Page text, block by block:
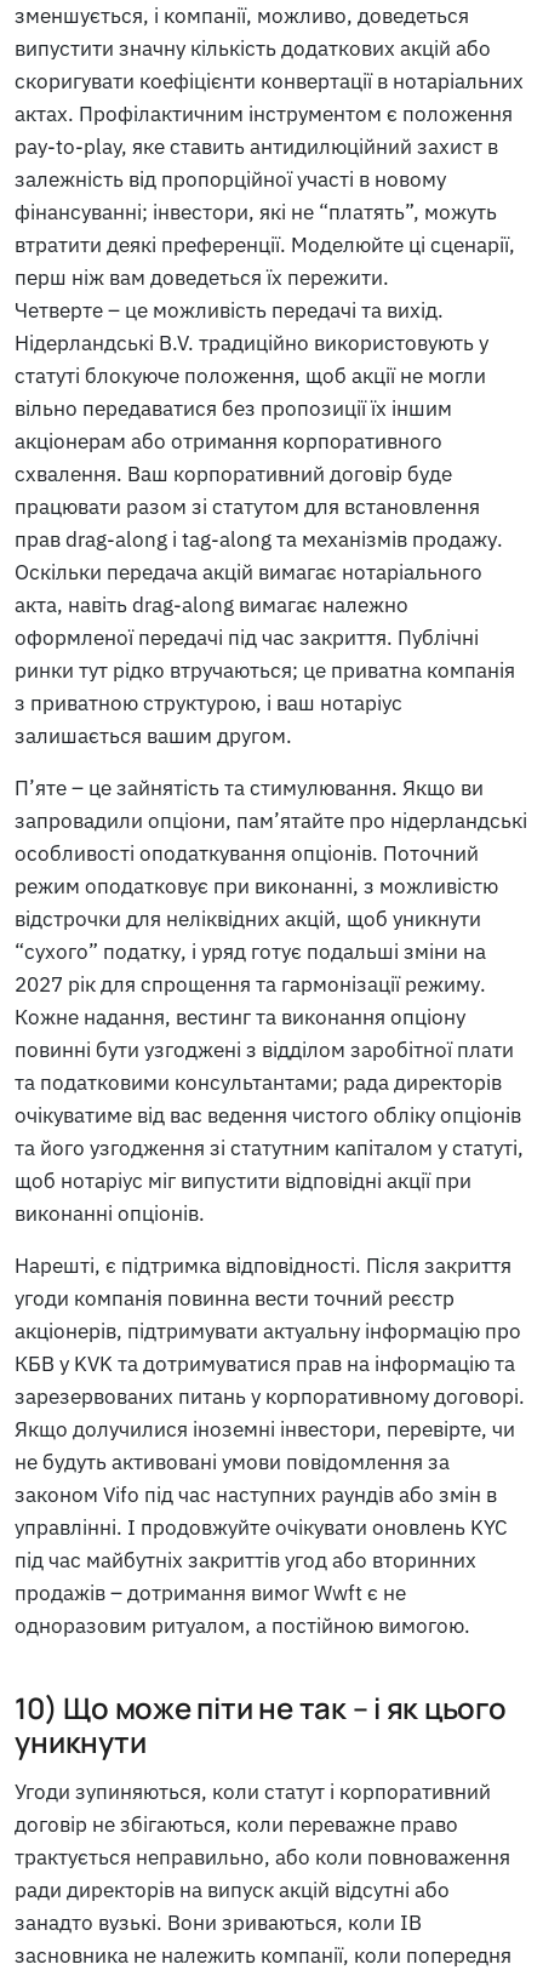
зменшується, і компанії, можливо, доведеться
випустити значну кількість додаткових акцій або
скоригувати коефіцієнти конвертації в нотаріальних
актах. Профілактичним інструментом є положення
pay-to-play, яке ставить антидилюційний захист в
залежність від пропорційної участі в новому
фінансуванні; інвестори, які не “платять”, можуть
втратити деякі преференції. Моделюйте ці сценарії,
перш ніж вам доведеться їх пережити.
Четверте – це можливість передачі та вихід.
Нідерландські B.V. традиційно використовують у
статуті блокуюче положення, щоб акції не могли
вільно передаватися без пропозиції їх іншим
акціонерам або отримання корпоративного
схвалення. Ваш корпоративний договір буде
працювати разом зі статутом для встановлення
прав drag-along і tag-along та механізмів продажу.
Оскільки передача акцій вимагає нотаріального
акта, навіть drag-along вимагає належно
оформленої передачі під час закриття. Публічні
ринки тут рідко втручаються; це приватна компанія
з приватною структурою, і ваш нотаріус
залишається вашим другом.
П’яте – це зайнятість та стимулювання. Якщо ви
запровадили опціони, пам’ятайте про нідерландські
особливості оподаткування опціонів. Поточний
режим оподатковує при виконанні, з можливістю
відстрочки для неліквідних акцій, щоб уникнути
“сухого” податку, і уряд готує подальші зміни на
2027 рік для спрощення та гармонізації режиму.
Кожне надання, вестинг та виконання опціону
повинні бути узгоджені з відділом заробітної плати
та податковими консультантами; рада директорів
очікуватиме від вас ведення чистого обліку опціонів
та його узгодження зі статутним капіталом у статуті,
щоб нотаріус міг випустити відповідні акції при
виконанні опціонів.
Нарешті, є підтримка відповідності. Після закриття
угоди компанія повинна вести точний реєстр
акціонерів, підтримувати актуальну інформацію про
КБВ у KVK та дотримуватися прав на інформацію та
зарезервованих питань у корпоративному договорі.
Якщо долучилися іноземні інвестори, перевірте, чи
не будуть активовані умови повідомлення за
законом Vifo під час наступних раундів або змін в
управлінні. І продовжуйте очікувати оновлень KYC
під час майбутніх закриттів угод або вторинних
продажів – дотримання вимог Wwft є не
одноразовим ритуалом, а постійною вимогою.
10) Що може піти не так – і як цього
уникнути
Угоди зупиняються, коли статут і корпоративний
договір не збігаються, коли переважне право
трактується неправильно, або коли повноваження
ради директорів на випуск акцій відсутні або
занадто вузькі. Вони зриваються, коли ІВ
засновника не належить компанії, коли попередня